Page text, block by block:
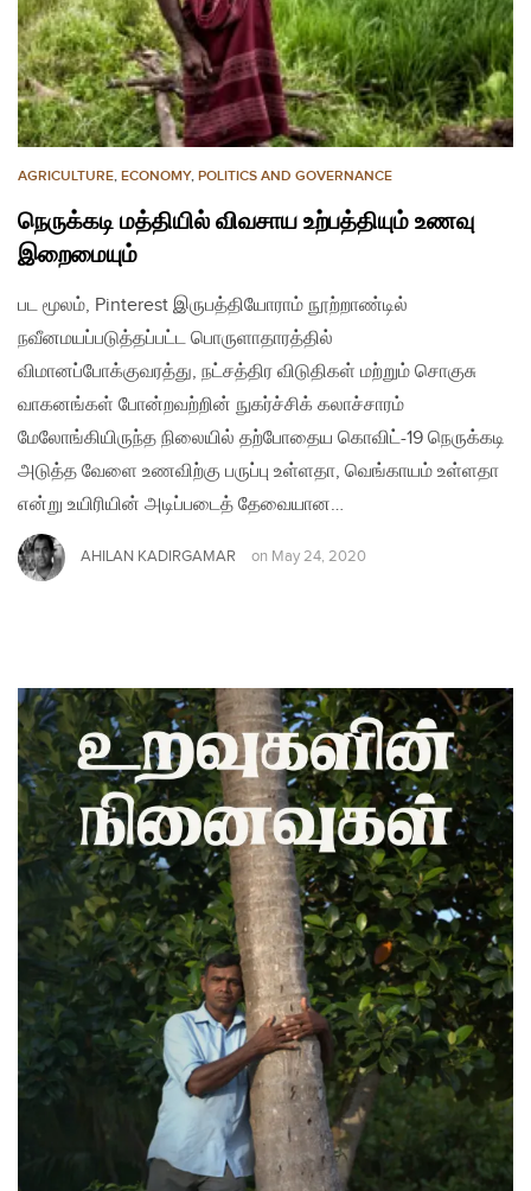
AGRICULTURE, ECONOMY, POLITICS AND GOVERNANCE
நெருக்கடி மத்தியில் விவசாய உற்பத்தியும் உணவு
இறைமையும்
பட மூலம், Pinterest இருபத்தியோராம் நூற்றாண்டில்
நவீனமயப்படுத்தப்பட்ட பொருளாதாரத்தில்
விமானப்போக்குவரத்து, நட்சத்திர விடுதிகள் மற்றும் சொகுசு
வாகனங்கள் போன்றவற்றின் நுகர்ச்சிக் கலாச்சாரம்
மேலோங்கியிருந்த நிலையில் தற்போதைய கொவிட்-​19 நெருக்கடி
அடுத்த வேளை உணவிற்கு பருப்பு உள்ளதா, வெங்காயம் உள்ளதா
என்று உயிரியின் அடிப்படைத் தேவையான…
AHILAN KADIRGAMAR on May 24, 2020